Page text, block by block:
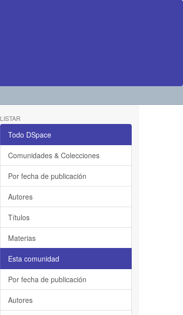
LISTAR
Todo DSpace
Comunidades & Colecciones
Por fecha de publicación
Autores
Títulos
Materias
Esta comunidad
Por fecha de publicación
Autores